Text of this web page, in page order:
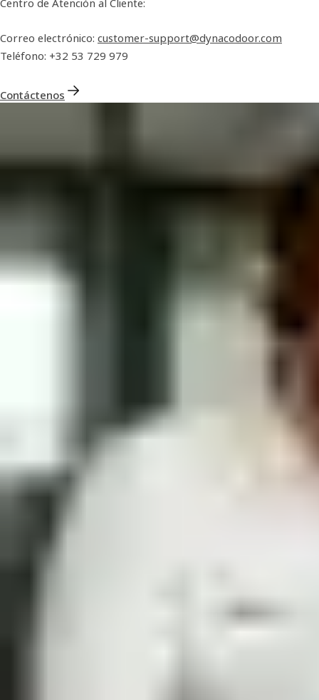
Correo electrónico: customer-support@dynacodoor.com
Teléfono: +32 53 729 979
Contáctenos